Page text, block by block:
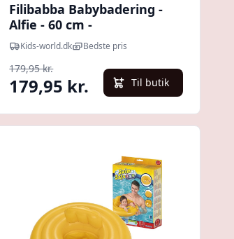
Filibabba Babybadering -
Alfie - 60 cm -
Regnbuefarvet Konfetti
Kids-world.dk Bedste pris
179,95 kr.
179,95 kr. Til butik